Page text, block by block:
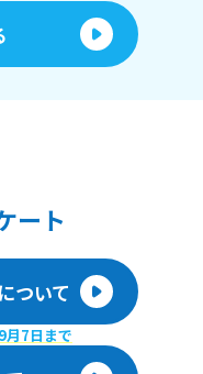
ート
ついて
月7日まで